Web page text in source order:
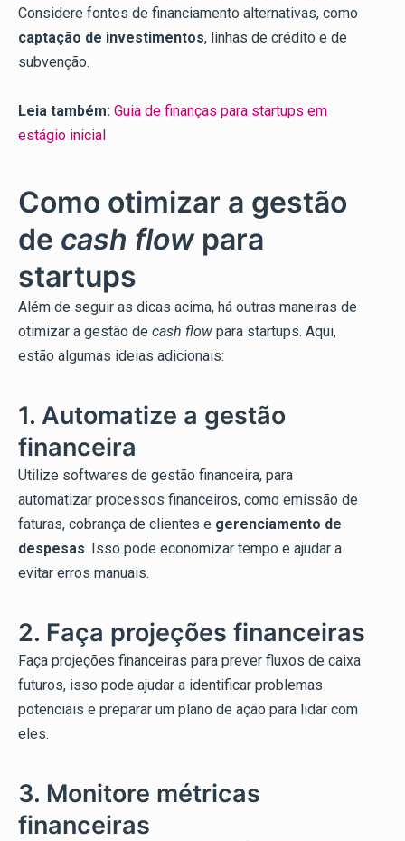
Considere fontes de financiamento alternativas, como
captação de investimentos, linhas de crédito e de
subvenção.
Leia também: Guia de finanças para startups em
estágio inicial
Como otimizar a gestão
de cash flowpara
startups
Além de seguir as dicas acima, há outras maneiras de
otimizar a gestão de cash flow para startups. Aqui,
estão algumas ideias adicionais:
1. Automatize a gestão
financeira
Utilize softwares de gestão financeira, para
automatizar processos financeiros, como emissão de
faturas, cobrança de clientes e gerenciamento de
despesas. Isso pode economizar tempo e ajudar a
evitar erros manuais.
2. Faça projeções financeiras
Faça projeções financeiras para prever fluxos de caixa
futuros, isso pode ajudar a identificar problemas
potenciais e preparar um plano de ação para lidar com
eles.
3. Monitore métricas
financeiras